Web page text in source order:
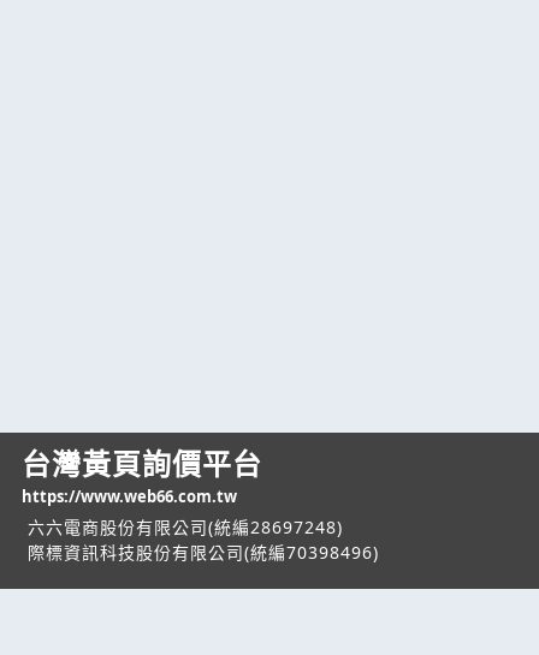
台灣黃頁詢價平台
https://www.web66.com.tw
六六電商股份有限公司(統編28697248)
際標資訊科技股份有限公司(統編70398496)